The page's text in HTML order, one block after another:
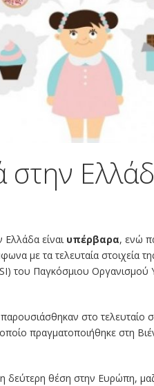
στην
Ελλάδα είναι υπέρβαρα, ενώ
με τα τελευταία στοιχεία
του Παγκόσμιου Οργανισμού
στο τελευταίο
πραγματοποιήθηκε στη
θέση στην Ευρώπη,